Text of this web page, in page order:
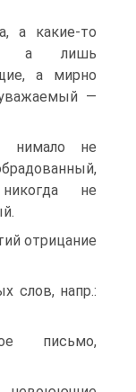
а какие-то
а лишь
а мирно
—
нимало не
не
отрицание
слов, напр.:
письмо,